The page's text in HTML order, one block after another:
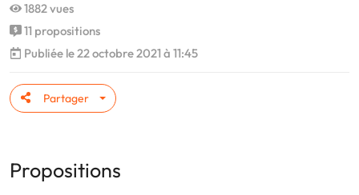
1882 vues
11 propositions
Publiée le 22 octobre 2021 à 11:45
Partager
Propositions